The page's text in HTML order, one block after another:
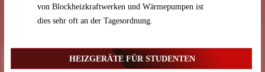
von Blockheizkraftwerken und Wärmepumpen ist
dies sehr oft an der Tagesordnung.
HEIZGERÄTE FÜR STUDENTEN